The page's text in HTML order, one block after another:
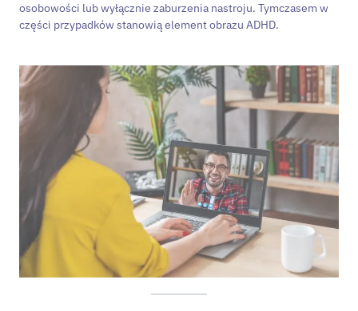
osobowości lub wyłącznie zaburzenia nastroju. Tymczasem w
części przypadków stanowią element obrazu ADHD.